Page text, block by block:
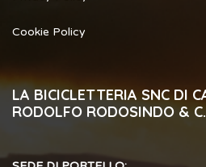
Cookie Policy
LA BICICLETTERIA SNC DI
RODOLFO RODOSINDO & C.